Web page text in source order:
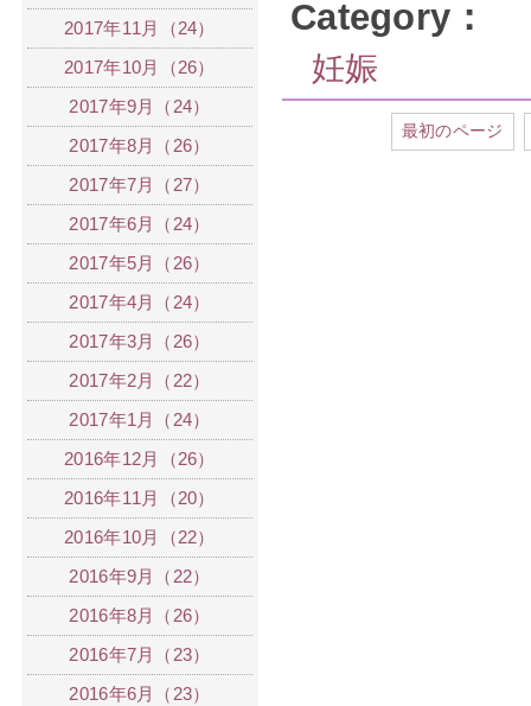
Category：
妊娠
最初のページ
2017年11月（24）
2017年10月（26）
2017年9月（24）
2017年8月（26）
2017年7月（27）
2017年6月（24）
2017年5月（26）
2017年4月（24）
2017年3月（26）
2017年2月（22）
2017年1月（24）
2016年12月（26）
2016年11月（20）
2016年10月（22）
2016年9月（22）
2016年8月（26）
2016年7月（23）
2016年6月（23）